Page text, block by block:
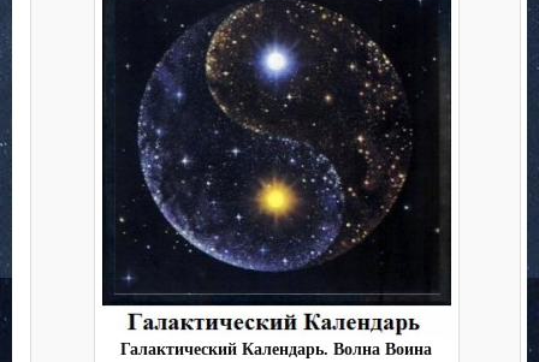
Галактический Календарь. Волна Воина